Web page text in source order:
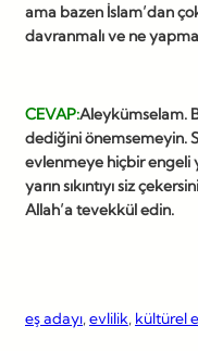
ama bazen İslam’dan
davranmalı ve ne
CEVAP:Aleykümselam.
dediğini önemsemeyin.
evlenmeye hiçbir engeli
yarın sıkıntıyı siz
Allah’a tevekkül edin.
eş adayı, evlilik, kültürel